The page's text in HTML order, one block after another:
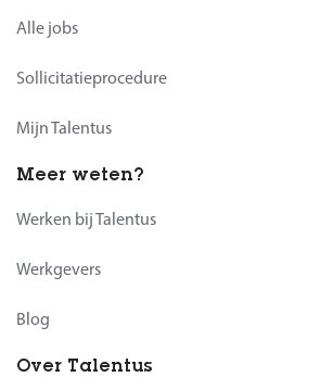
Alle jobs
Sollicitatieprocedure
Mijn Talentus
Meer weten?
Werken bij Talentus
Werkgevers
Blog
Over Talentus